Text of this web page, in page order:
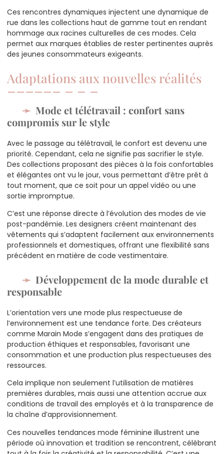
Ces rencontres dynamiques injectent une dynamique de
rue dans les collections haut de gamme tout en rendant
hommage aux racines culturelles de ces modes. Cela
permet aux marques établies de rester pertinentes auprès
des jeunes consommateurs exigeants.
Adaptations aux nouvelles réalités
Mode et télétravail : confort sans
compromis sur le style
Avec le passage au télétravail, le confort est devenu une
priorité. Cependant, cela ne signifie pas sacrifier le style.
Des collections proposant des pièces à la fois confortables
et élégantes ont vu le jour, vous permettant d’être prêt à
tout moment, que ce soit pour un appel vidéo ou une
sortie impromptue.
C’est une réponse directe à l’évolution des modes de vie
post-pandémie. Les designers créent maintenant des
vêtements qui s’adaptent facilement aux environnements
professionnels et domestiques, offrant une flexibilité sans
précédent en matière de code vestimentaire.
Développement de la mode durable et
responsable
L’orientation vers une mode plus respectueuse de
l’environnement est une tendance forte. Des créateurs
comme Marain Mode s’engagent dans des pratiques de
production éthiques et responsables, favorisant une
consommation et une production plus respectueuses des
ressources.
Cela implique non seulement l’utilisation de matières
premières durables, mais aussi une attention accrue aux
conditions de travail des employés et à la transparence de
la chaîne d’approvisionnement.
Ces nouvelles tendances mode féminine illustrent une
période où innovation et tradition se rencontrent, célébrant